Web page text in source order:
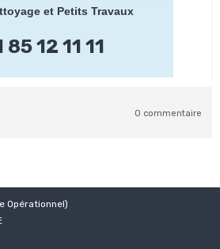
et Petits Travaux
85 12 11 11
0 commentaire
Opérationnel)